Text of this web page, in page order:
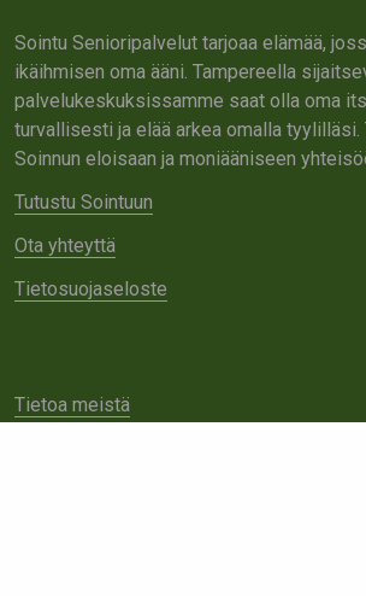
Sointu Senioripalvelut tarjoaa elämää,
ikäihmisen oma ääni. Tampereella
palvelukeskuksissamme saat olla oma
turvallisesti ja elää arkea omalla tyylilläsi.
Soinnun eloisaan ja moniääniseen
Tutustu Sointuun
Ota yhteyttä
Tietosuojaseloste
Tietoa meistä